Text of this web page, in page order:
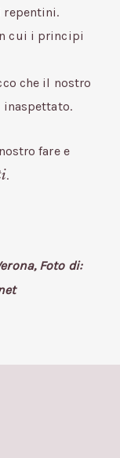
repentini.
cui i principi
che il nostro
inaspettato.
fare e
.
Foto di: